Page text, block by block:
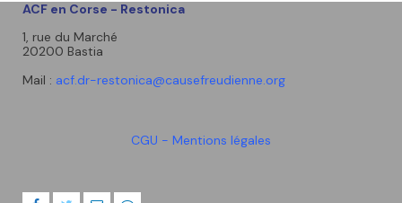
ACF en Corse - Restonica
1, rue du Marché
20200 Bastia
Mail : acf.dr-restonica@causefreudienne.org
CGU - Mentions légales